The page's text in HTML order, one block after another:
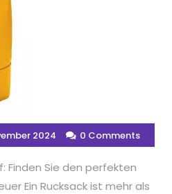
2024 0 Comments
Finden Sie den perfekten
Ein Rucksack ist mehr als